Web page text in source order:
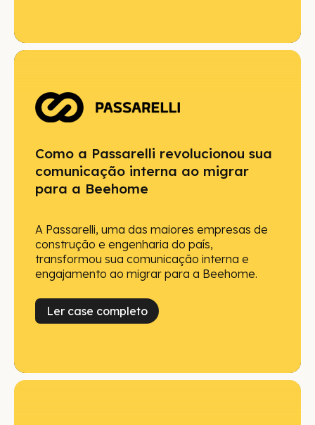
Como a Passarelli revolucionou sua
comunicação interna ao migrar
para a Beehome
A Passarelli, uma das maiores empresas de
construção e engenharia do país,
transformou sua comunicação interna e
engajamento ao migrar para a Beehome.
Ler case completo